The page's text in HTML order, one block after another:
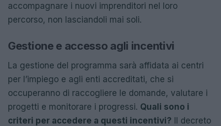
accompagnare i nuovi imprenditori nel loro
percorso, non lasciandoli mai soli.
Gestione e accesso agli incentivi
La gestione del programma sarà affidata ai centri
per l’impiego e agli enti accreditati, che si
occuperanno di raccogliere le domande, valutare i
progetti e monitorare i progressi. Quali sono i
criteri per accedere a questi incentivi? Il decreto